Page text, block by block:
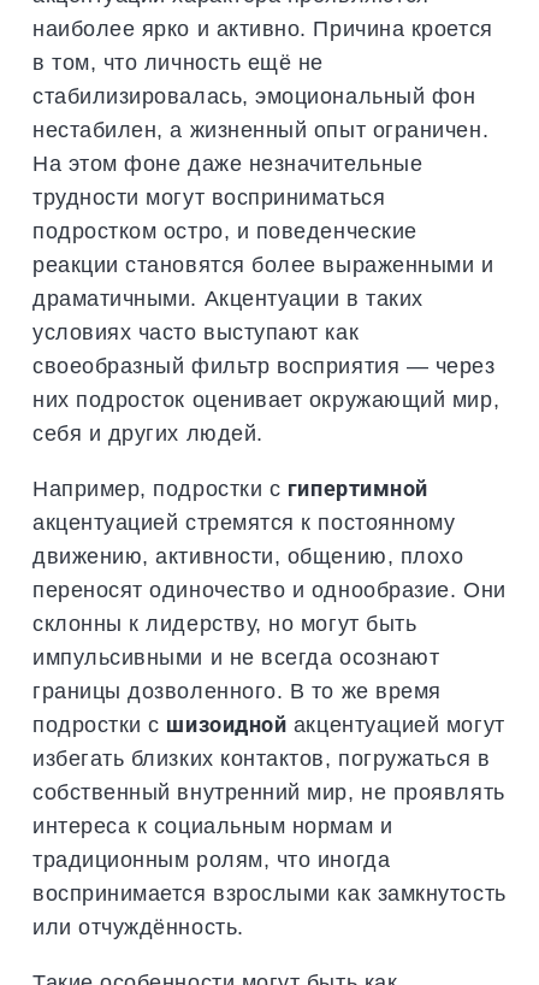
наиболее ярко и активно. Причина кроется
в том, что личность ещё не
стабилизировалась, эмоциональный фон
нестабилен, а жизненный опыт ограничен.
На этом фоне даже незначительные
трудности могут восприниматься
подростком остро, и поведенческие
реакции становятся более выраженными и
драматичными. Акцентуации в таких
условиях часто выступают как
своеобразный фильтр восприятия — через
них подросток оценивает окружающий мир,
себя и других людей.
Например, подростки с гипертимной
акцентуацией стремятся к постоянному
движению, активности, общению, плохо
переносят одиночество и однообразие. Они
склонны к лидерству, но могут быть
импульсивными и не всегда осознают
границы дозволенного. В то же время
подростки с шизоидной акцентуацией могут
избегать близких контактов, погружаться в
собственный внутренний мир, не проявлять
интереса к социальным нормам и
традиционным ролям, что иногда
воспринимается взрослыми как замкнутость
или отчуждённость.